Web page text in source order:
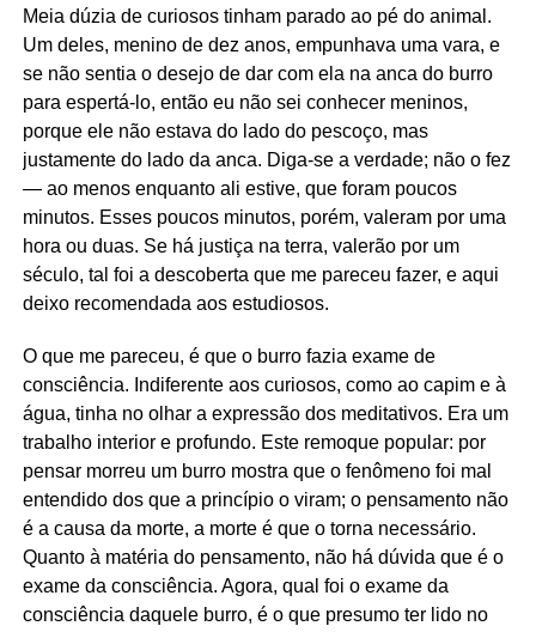
Meia dúzia de curiosos tinham parado ao pé do animal.
Um deles, menino de dez anos, empunhava uma vara, e
se não sentia o desejo de dar com ela na anca do burro
para espertá-lo, então eu não sei conhecer meninos,
porque ele não estava do lado do pescoço, mas
justamente do lado da anca. Diga-se a verdade; não o fez
— ao menos enquanto ali estive, que foram poucos
minutos. Esses poucos minutos, porém, valeram por uma
hora ou duas. Se há justiça na terra, valerão por um
século, tal foi a descoberta que me pareceu fazer, e aqui
deixo recomendada aos estudiosos.
O que me pareceu, é que o burro fazia exame de
consciência. Indiferente aos curiosos, como ao capim e à
água, tinha no olhar a expressão dos meditativos. Era um
trabalho interior e profundo. Este remoque popular: por
pensar morreu um burro mostra que o fenômeno foi mal
entendido dos que a princípio o viram; o pensamento não
é a causa da morte, a morte é que o torna necessário.
Quanto à matéria do pensamento, não há dúvida que é o
exame da consciência. Agora, qual foi o exame da
consciência daquele burro, é o que presumo ter lido no